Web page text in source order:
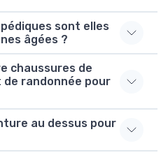
sont elles
âgées ?
chaussures de
de randonnée pour
au dessus pour